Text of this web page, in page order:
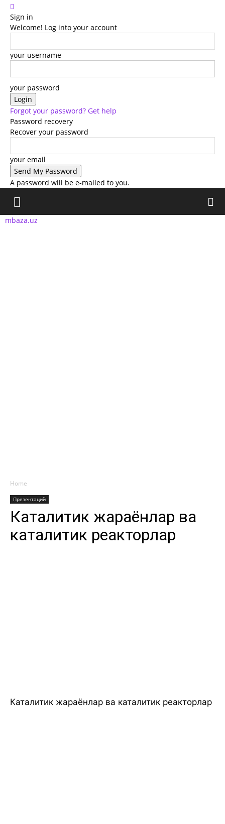
Sign in
Welcome! Log into your account
your username
your password
Forgot your password? Get help
Password recovery
Recover your password
your email
A password will be e-mailed to you.
mbaza.uz
Home
Презентаций
Каталитик жараёнлар ва
каталитик реакторлар
Каталитик жараёнлар ва каталитик реакторлар